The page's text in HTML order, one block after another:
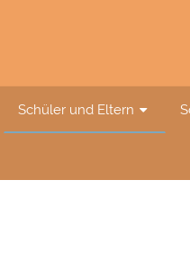
Schüler und Eltern